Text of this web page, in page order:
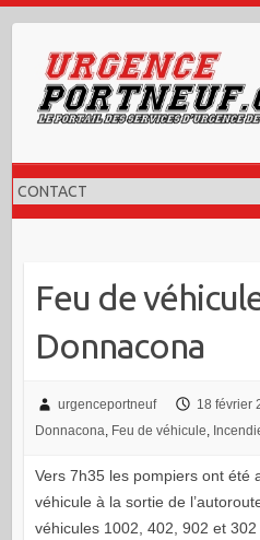
content
Feu de
Donnacona
urgenceportneuf 18 février
Donnacona, Feu de véhicule,
Vers 7h35 les pompiers ont été
véhicule à la sortie de
véhicules 1002, 402, 902 et